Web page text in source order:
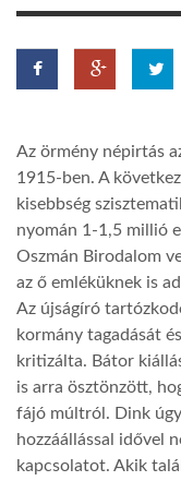
AFRIKA TUDÁSTÁR
GLOBOZSARU
DOBRAVERO.HU
GLOBOBOOK
Az örmény népirtás
1915-ben. A
kisebbség
nyomán 1-1,5 millió
Oszmán Birodalom
az ő emléküknek is
Az újságíró
kormány tagadását
kritizálta. Bátor
is arra ösztönzött,
fájó múltról. Dink
hozzáállással idővel
kapcsolatot. Akik